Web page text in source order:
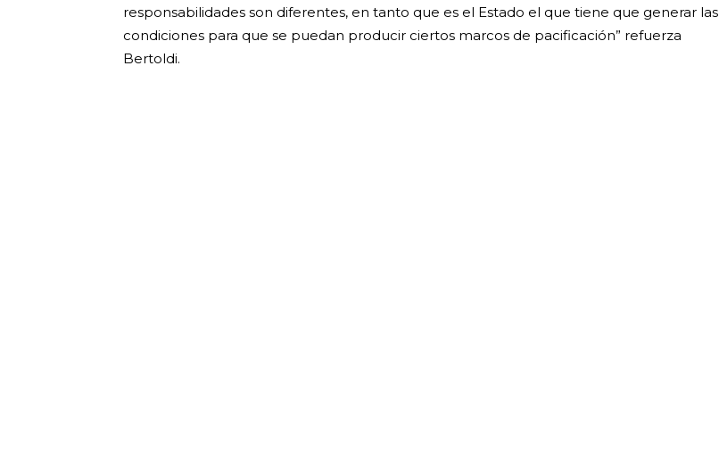
responsabilidades son diferentes, en tanto que es el Estado el que tiene que generar las
condiciones para que se puedan producir ciertos marcos de pacificación” refuerza
Bertoldi.